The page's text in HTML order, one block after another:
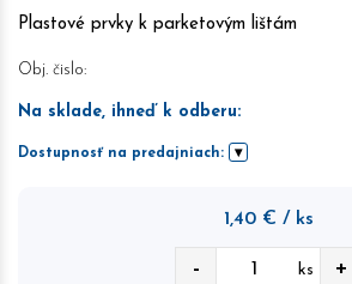
Plastové prvky k parketovým lištám
Obj. čislo:
Na sklade, ihneď k odberu:
Dostupnosť na predajniach:
1,40 € / ks
- ks +